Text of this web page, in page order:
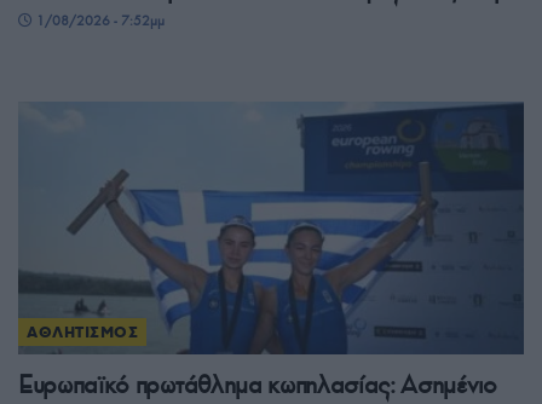
1/08/2026 - 7:52μμ
ΑΘΛΗΤΙΣΜΟΣ
Ευρωπαϊκό πρωτάθλημα κωπηλασίας: Ασημένιο